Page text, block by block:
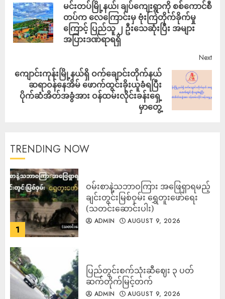
မင်းတပ်မြို့နယ်၊ ချပ်ကျေးရွာကို စစ်ကောင်စီ
တပ်က လေကြောင်းမှ ဗုံးကြဲတိုက်ခိုက်မှု
ကြောင့် ပြည်သူ ၂ ဦးသေဆုံးပြီး အများ
အပြားဒဏ်ရာရရှိ
Next
ကျောင်းကုန်းမြို့နယ်ရှိ ဝက်ချောင်းတိုက်နယ်
ဆရာဝန်နေအိမ် ဖောက်ထွင်းခိုးယူခံရပြီး
ပိုက်ဆံအိတ်အခွံအား ဝန်ထမ်းလိုင်းခန်းရှေ့
မှာတွေ့
TRENDING NOW
1
ဝမ်းစာနဲ့သဘာဝကြား အဖြေရှာရမည့်
ချင်းတွင်းမြစ်ဝှမ်း ရွှေတူးဖော်ရေး
(သတင်းဆောင်းပါး)
ADMIN AUGUST 9, 2026
ပြည်တွင်းစက်သုံးဆီဈေး ၃ ပတ်
ဆက်တိုက်မြင့်တက်
ADMIN AUGUST 9, 2026